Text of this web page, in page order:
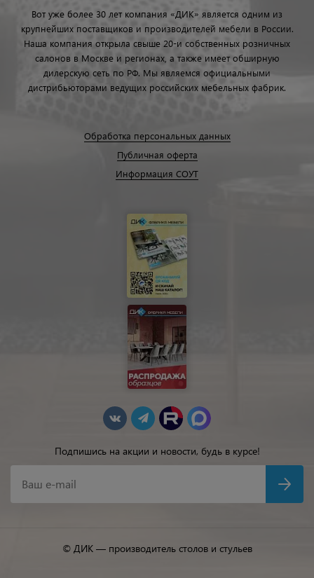
Вот уже более 30 лет компания «ДИК» является одним из
крупнейших поставщиков и производителей мебели в России.
Наша компания открыла свыше 20-и собственных розничных
салонов в Москве и регионах, а также имеет обширную
дилерскую сеть по РФ. Мы являемся официальными
дистрибьюторами ведущих российских мебельных фабрик.
Обработка персональных данных
Публичная оферта
Информация СОУТ
Подпишись на акции и новости, будь в курсе!
Ваш e-mail
© ДИК — производитель столов и стульев
Быстро с 1С-Битрикс